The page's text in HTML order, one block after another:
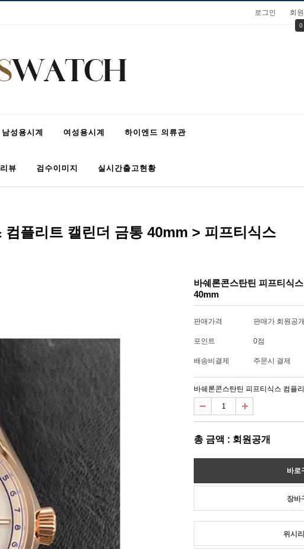
로그인 회
0
남성용시계 여성용시계 하이엔드 의류관
뷰 검수이미지 실시간출고현황
플리트 캘린더 금통 40mm > 피프티식스
바쉐론콘스탄틴 피프티식
40mm
판매가격 판매가 회원공개
포인트 0점
배송비결제 주문시 결제
바쉐론콘스탄틴 피프티식스 컴플
총 금액 : 회원공개
위시